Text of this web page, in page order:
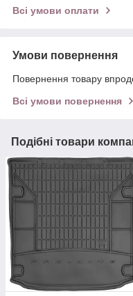
Всі умови оплати
Умови повернення
Повернення товару
Всі умови повернення
Подібні товари